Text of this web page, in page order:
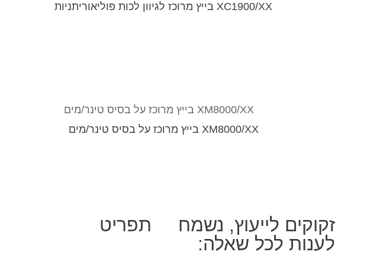
XC1900/XX בייץ מרוכז לגיוון לכות פוליאוריתניות
XM8000/XX בייץ מרוכז על בסיס טינר/מים
זקוקים לייעוץ, נשמח
לענות לכל שאלה:
תפריט